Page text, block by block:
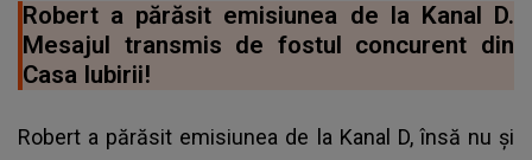
Robert a părăsit emisiunea de la Kanal D.
Mesajul transmis de fostul concurent din
Casa Iubirii!
Robert a părăsit emisiunea de la Kanal D, însă nu și